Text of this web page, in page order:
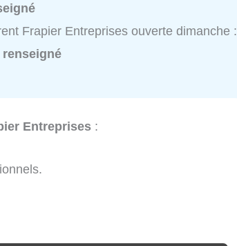
Frapier Entreprises ouverte dimanche :
renseigné
Entreprises :